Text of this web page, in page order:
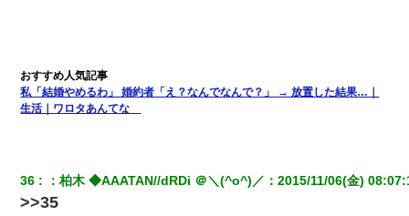
私「結婚やめるわ」 婚約者「え？なんでなんで？」 → 放置した結果…｜
生活｜ワロタあんてな
36 ：柏木 ◆AAATAN//dRDi ＠＼(^o^)／ ：2015/11/06(金)
>>35